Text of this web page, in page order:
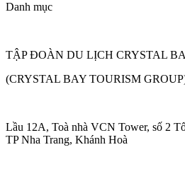
Danh mục
TẬP ĐOÀN DU LỊCH CRYSTAL
(CRYSTAL BAY TOURISM
Lầu 12A, Toà nhà VCN Tower, số 2
TP Nha Trang, Khánh Hoà